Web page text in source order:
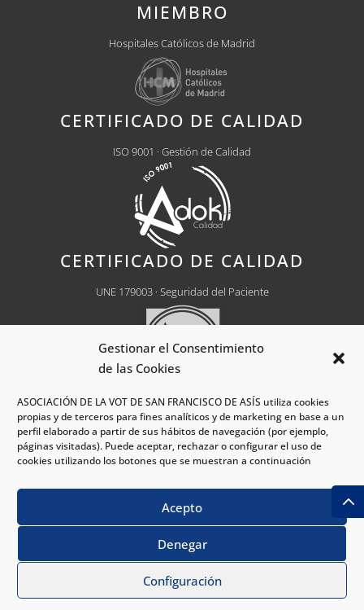
Gestionar el Consentimiento
de las Cookies
ASOCIACIÓN DE LA VOT DE SAN FRANCISCO DE ASÍS utiliza cookies
propias y de terceros para fines analíticos y de marketing en base a un
perfil elaborado a partir de sus hábitos de navegación (por ejemplo,
páginas visitadas). Puede aceptar, rechazar o configurar el uso de
cookies utilizando los botones que se muestran a continuación
Acepto
Denegar
Configuración
MIEMBRO
Hospitales Católicos de Madrid
CERTIFICADO DE CALIDAD
ISO 9001 · Gestión de Calidad
CERTIFICADO DE CALIDAD
UNE 179003 · Seguridad del Paciente
Centro Médico AutorizadoNº CH0030
®Hospital VOT Madrid 2026 - Todos los derechos
Política de Privacidad Política de Cookies
Procedimiento S. Interno